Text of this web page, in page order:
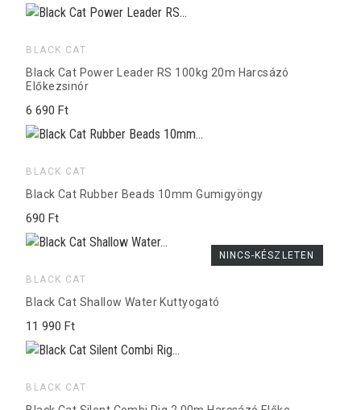
BLACK CAT
Black Cat Power Leader RS 100kg 20m Harcsázó
Előkezsinór
6 690 Ft
BLACK CAT
Black Cat Rubber Beads 10mm Gumigyöngy
690 Ft
BLACK CAT
Black Cat Shallow Water Kuttyogató
11 990 Ft
NINCS-KÉSZLETEN
BLACK CAT